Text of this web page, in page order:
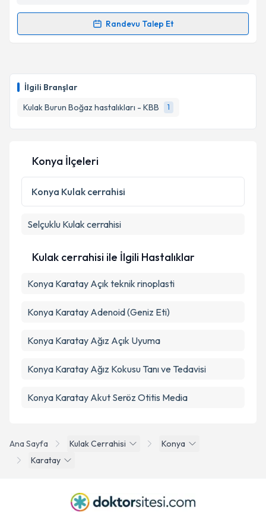
İlgili Branşlar
Kulak Burun Boğaz hastalıkları - KBB
1
Kişisel verilerimin işlenmesine ilişkin
Metni'ni okudum ve kişisel verilerimin belirtilen
Randevu Talep Et
Randevu Takvimi Talebi
için bir takvim hazırlandığında e-posta ile
bilgilendireceğiz.
E-posta Adresiniz
Kişisel verilerimin işlenmesine ilişkin
Metni'ni okudum ve kişisel verilerimin belirtilen
Ana Sayfa Kulak Cerrahisi
Konya
Karatay
Konya İlçeleri
Konya Kulak cerrahisi
Selçuklu Kulak cerrahisi
Kulak cerrahisi ile İlgili Hastalıklar
Konya Karatay Açık teknik rinoplasti
Konya Karatay Adenoid (Geniz Eti)
Konya Karatay Ağız Açık Uyuma
Konya Karatay Ağız Kokusu Tanı ve Tedavisi
Konya Karatay Akut Seröz Otitis Media